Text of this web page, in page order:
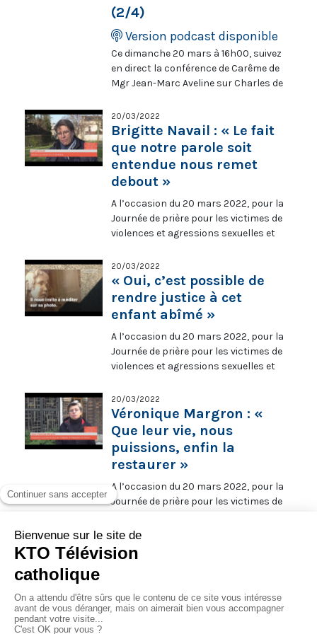
route. Or, « L’Esprit Saint est la saisie
directe de la beauté » (Dostoïevski). Le
chrétien est donc invité à fréquenter
la beauté le plus possible, à voir par
l’oeil de la Colombe, à partager la
jubilation de l’Esprit créateur. « C’est
beau ! » : l’exclamation précède
se reflète en chacun de nos actes, en
chacun de nos temples !
(2/4)
Version podcast disponible
Ce dimanche 20 mars à 16h00, suivez
en direct la conférence de Carême de
Mgr Jean-Marc Aveline sur Charles de
mars et 3 avril, l’archevêque de
Marseille propose d’approfondir le
thème de « L’itinéraire de conversions
» du futur saint. Le bienheureux sera
canonisé le 15 mai 2022.
20/03/2022
Brigitte Navail : « Le fait
que notre parole soit
entendue nous remet
debout »
A l’occasion du 20 mars 2022, pour la
Journée de prière pour les victimes de
violences et agressions sexuelles et
sein de l’Église, fixée au troisième
dimanche de carême, prière et
méditation à partir du thème de 2022
"Témoins pour une vie nouvelle" avec
Brigitte Navail, membre du collectif
Foi et Résilience.
20/03/2022
« Oui, c’est possible de
rendre justice à cet
enfant abîmé »
A l’occasion du 20 mars 2022, pour la
Journée de prière pour les victimes de
violences et agressions sexuelles et
sein de l’Église, fixée au troisième
dimanche de carême, méditation avec
l’auteur de la photo dévoilée à Lourdes
le 6 novembre 2021, lors du temps
mémoriel et du temps pénitentiel avec
les évêques de France.
20/03/2022
Véronique Margron : «
Que leur vie, nous
puissions, enfin la
restaurer »
A l’occasion du 20 mars 2022, pour la
Journée de prière pour les victimes de
d’abus de pouvoir et de conscience au
sein de l’Église, fixée au troisième
dimanche de carême, prière et
Véronique Margron, présidente de la
20/03/2022
Véronique Garnier : « On
victime toute sa vie »